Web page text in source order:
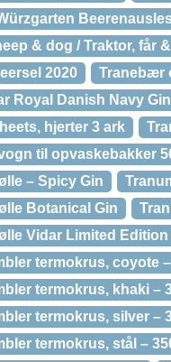
& dog / Traktor, får
2020
Tranebær
Royal Danish Navy Gin
hjerter 3 ark
til opvaskebakker
– Spicy Gin
Botanical Gin
Vidar Limited Edition
termokrus, coyote –
termokrus, khaki –
termokrus, silver –
termokrus, stål –